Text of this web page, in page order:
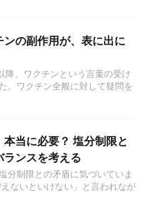
の副作用が、表に出に
降、ワクチンという言葉の受け
。ワクチン全般に対して疑問を
当に必要？ 塩分制限と
ンスを考える
分制限との矛盾に気づいていま
ないといけない」と言われなが